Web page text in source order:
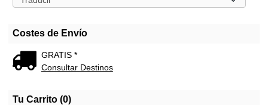
Costes de Envío
GRATIS *
Consultar Destinos
Tu Carrito (0)